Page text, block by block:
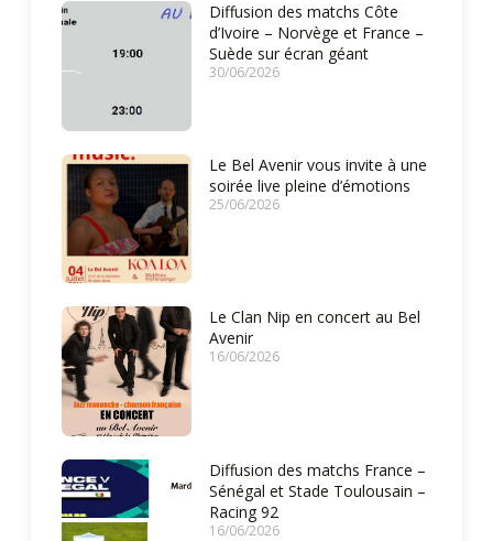
Diffusion des matchs Côte
d’Ivoire – Norvège et France –
Suède sur écran géant
30/06/2026
Le Bel Avenir vous invite à une
soirée live pleine d’émotions
25/06/2026
Le Clan Nip en concert au Bel
Avenir
16/06/2026
Diffusion des matchs France –
Sénégal et Stade Toulousain –
Racing 92
16/06/2026